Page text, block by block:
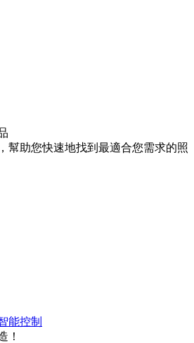
幫助您快速地找到最適合您需求的照
能控制
！